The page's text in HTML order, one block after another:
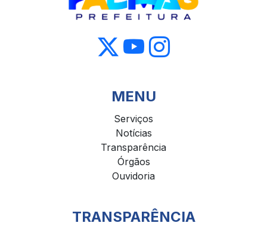
MENU
Serviços
Notícias
Transparência
Órgãos
Ouvidoria
TRANSPARÊNCIA